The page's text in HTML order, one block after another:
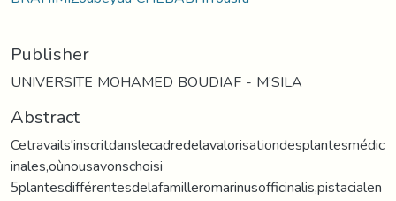
Publisher
UNIVERSITE MOHAMED BOUDIAF - M’SILA
Abstract
Cetravails'inscritdanslecadredelavalorisationdesplantesmédic
inales,oùnousavonschoisi
5plantesdifférentesdelafamilleromarinusofficinalis,pistacialen